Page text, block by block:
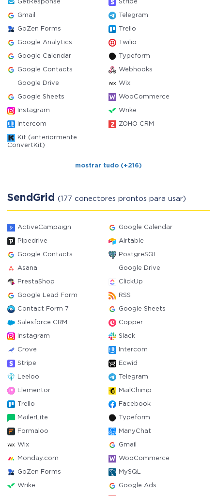
GetResponse Stripe
Gmail Telegram
GoZen Forms Trello
Google Analytics Twilio
Google Calendar Typeform
Google Contacts Webhooks
Google Drive Wix
Google Sheets WooCommerce
Instagram Wrike
Intercom ZOHO CRM
Kit (anteriormente
ConvertKit)
mostrar tudo (+216)
SendGrid (177 conectores prontos para usar)
ActiveCampaign Google Calendar
Pipedrive Airtable
Google Contacts PostgreSQL
Asana Google Drive
PrestaShop ClickUp
Google Lead Form RSS
Contact Form 7 Google Sheets
Salesforce CRM Copper
Instagram Slack
Crove Intercom
Stripe Ecwid
Leeloo Telegram
Elementor MailChimp
Trello Facebook
MailerLite Typeform
Formaloo ManyChat
Wix Gmail
Monday.com WooCommerce
GoZen Forms MySQL
Wrike Google Ads